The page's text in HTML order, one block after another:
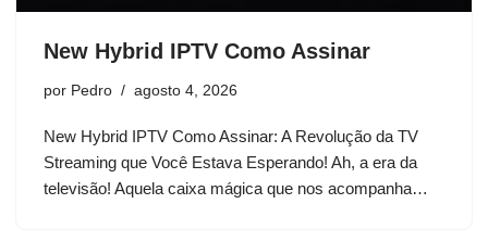
New Hybrid IPTV Como Assinar
por Pedro agosto 4, 2026
New Hybrid IPTV Como Assinar: A Revolução da TV
Streaming que Você Estava Esperando! Ah, a era da
televisão! Aquela caixa mágica que nos acompanha…